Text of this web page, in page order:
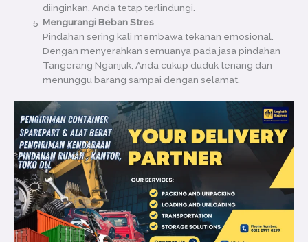
diinginkan, Anda tetap terlindungi.
Mengurangi Beban Stres
Pindahan sering kali membawa tekanan emosional.
Dengan menyerahkan semuanya pada jasa pindahan
Tangerang Nganjuk, Anda cukup duduk tenang dan
menunggu barang sampai dengan selamat.